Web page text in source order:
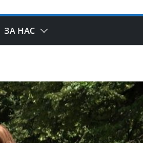
ЗА НАС